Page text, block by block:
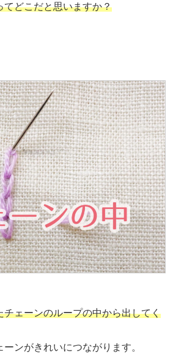
てどこだと思いますか？
チェーンのループの中から出してく
ンがきれいにつながります。